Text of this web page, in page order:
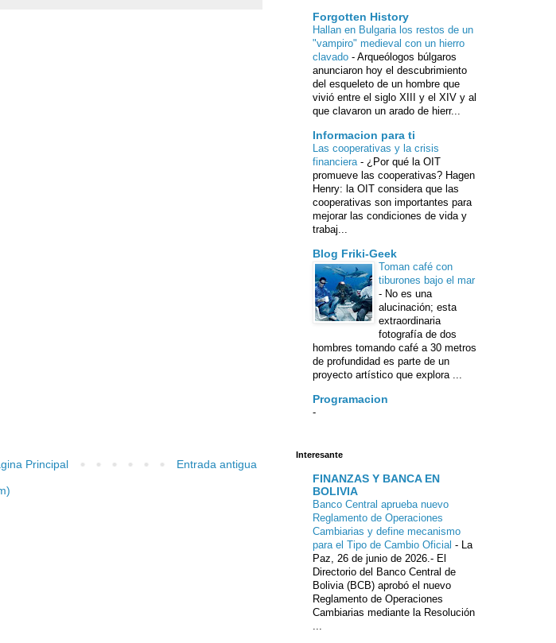
Entrada antigua
Principal
Forgotten History
Hallan en Bulgaria los restos de un
"vampiro" medieval con un hierro
clavado - Arqueólogos búlgaros
anunciaron hoy el descubrimiento
del esqueleto de un hombre que
vivió entre el siglo XIII y el XIV y al
que clavaron un arado de hierr...
Informacion para ti
Las cooperativas y la crisis
financiera - ¿Por qué la OIT
promueve las cooperativas? Hagen
Henry: la OIT considera que las
cooperativas son importantes para
mejorar las condiciones de vida y
trabaj...
Blog Friki-Geek
Toman café con
tiburones bajo el mar
- No es una
alucinación; esta
extraordinaria
fotografía de dos
hombres tomando café a 30 metros
de profundidad es parte de un
proyecto artístico que explora ...
Programacion
-
Interesante
FINANZAS Y BANCA EN
BOLIVIA
Banco Central aprueba nuevo
Reglamento de Operaciones
Cambiarias y define mecanismo
para el Tipo de Cambio Oficial - La
Paz, 26 de junio de 2026.- El
Directorio del Banco Central de
Bolivia (BCB) aprobó el nuevo
Reglamento de Operaciones
Cambiarias mediante la Resolución
...